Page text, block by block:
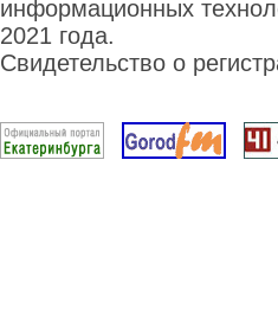
информационных
2021 года.
Свидетельство о